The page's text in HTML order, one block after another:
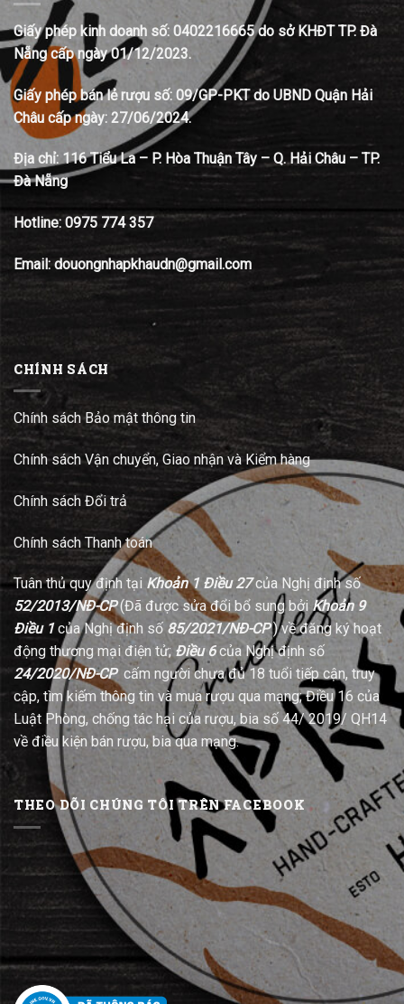
Giấy phép kinh doanh số: 0402216665 do sở KHĐT TP. Đà
Nẵng cấp ngày 01/12/2023.
Giấy phép bán lẻ rượu số: 09/GP-PKT do UBND Quận Hải
Châu cấp ngày: 27/06/2024.
Địa chỉ: 116 Tiểu La – P. Hòa Thuận Tây – Q. Hải Châu – TP.
Đà Nẵng
Hotline: 0975 774 357
Email: douongnhapkhaudn@gmail.com
CHÍNH SÁCH
Chính sách Bảo mật thông tin
Chính sách Vận chuyển, Giao nhận và Kiểm hàng
Chính sách Đổi trả
Chính sách Thanh toán
Tuân thủ quy định tại Khoản 1 Điều 27của Nghị định số
52/2013/NĐ-CP(Đã được sửa đổi bổ sung bởi Khoản 9
Điều 1của Nghị định số 85/2021/NĐ-CP) về đăng ký hoạt
động thương mại điện tử; Điều 6của Nghị định số
24/2020/NĐ-CPcấm người chưa đủ 18 tuổi tiếp cận, truy
cập, tìm kiếm thông tin và mua rượu qua mạng; Điều 16 của
Luật Phòng, chống tác hại của rượu, bia số 44/ 2019/ QH14
về điều kiện bán rượu, bia qua mạng.
THEO DÕI CHÚNG TÔI TRÊN FACEBOOK